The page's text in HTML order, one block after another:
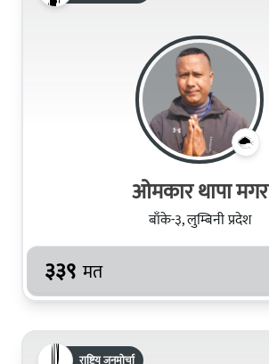
ओमकार थापा मगर
बाँके-३, लुम्बिनी प्रदेश
३३९ मत
राष्ट्रिय जनमोर्चा